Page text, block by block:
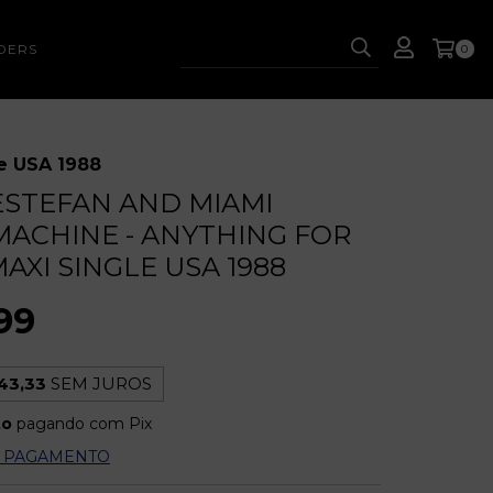
0
USA 1988
AND MIAMI
- ANYTHING FOR
SINGLE USA 1988
SEM JUROS
pagando com Pix